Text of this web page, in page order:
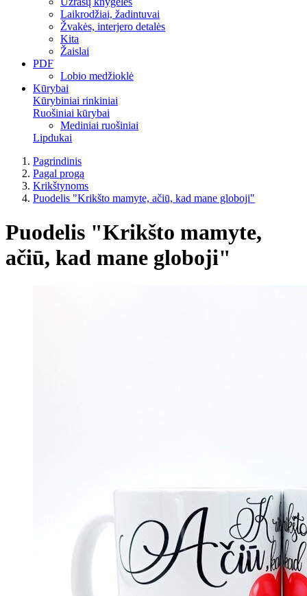
Laikrodžiai, žadintuvai
Žvakės, interjero detalės
Kita
Žaislai
PDF
Lobio medžioklė
Kūrybai
Kūrybiniai rinkiniai
Ruošiniai kūrybai
Mediniai ruošiniai
Lipdukai
Pagrindinis
Pagal progą
Krikštynoms
Puodelis "Krikšto mamyte, ačiū, kad mane globoji"
Puodelis "Krikšto mamyte,
ačiū, kad mane globoji"